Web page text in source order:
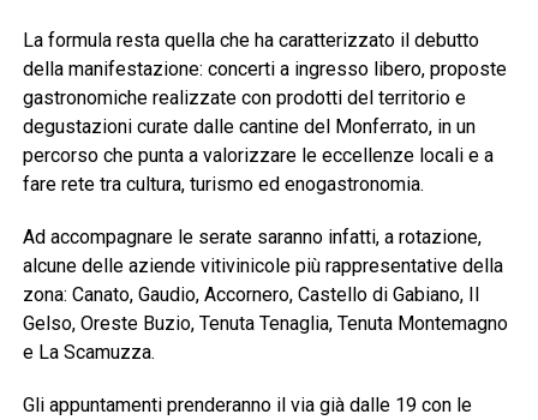
La formula resta quella che ha caratterizzato il debutto
della manifestazione: concerti a ingresso libero, proposte
gastronomiche realizzate con prodotti del territorio e
degustazioni curate dalle cantine del Monferrato, in un
percorso che punta a valorizzare le eccellenze locali e a
fare rete tra cultura, turismo ed enogastronomia.
Ad accompagnare le serate saranno infatti, a rotazione,
alcune delle aziende vitivinicole più rappresentative della
zona: Canato, Gaudio, Accornero, Castello di Gabiano, Il
Gelso, Oreste Buzio, Tenuta Tenaglia, Tenuta Montemagno
e La Scamuzza.
Gli appuntamenti prenderanno il via già dalle 19 con le